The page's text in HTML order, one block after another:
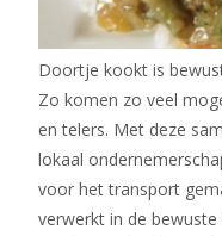
Doortje kookt is
Zo komen zo veel
en telers. Met deze
lokaal
voor het transport
verwerkt in de